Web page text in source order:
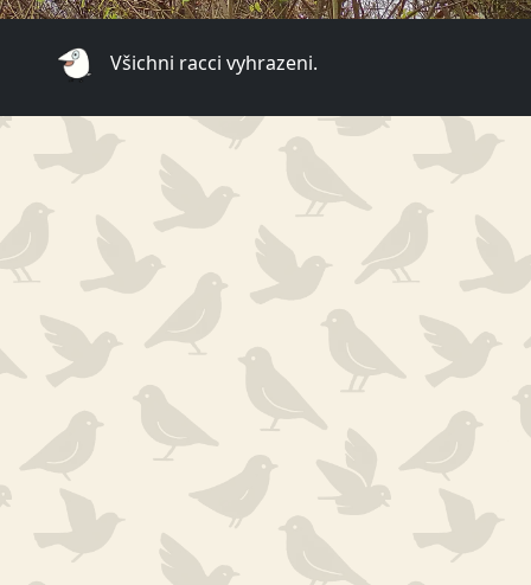
Všichni racci vyhrazeni.